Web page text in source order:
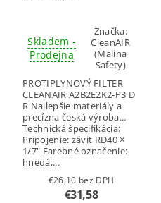
Skladem -
Prodejna
Značka:
CleanAIR
(Malina
Safety)
PROTIPLYNOVÝ FILTER
CLEANAIR A2B2E2K2-P3 D
R Najlepšie materiály a
precízna česká výroba...
Technická špecifikácia:
Pripojenie: závit RD40 ×
1/7" Farebné označenie:
hnedá,...
€26,10 bez DPH
€31,58